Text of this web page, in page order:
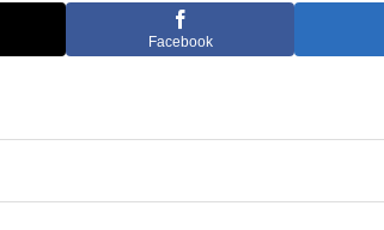
Facebook